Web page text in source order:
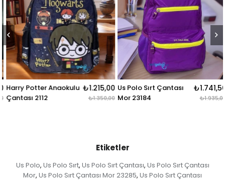
Harry Potter Anaokulu
Çantası 2112
₺1.215,00
₺1.350,00
Us Polo Sırt Çantası
Mor 23184
₺1.741,50
₺1.935,00
Etiketler
Us Polo, Us Polo Sırt, Us Polo Sırt Çantası, Us Polo Sırt Çantası
Mor, Us Polo Sırt Çantası Mor 23285, Us Polo Sırt Çantası